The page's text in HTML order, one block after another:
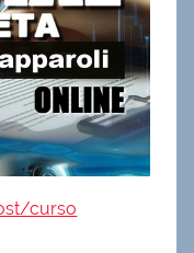
curso